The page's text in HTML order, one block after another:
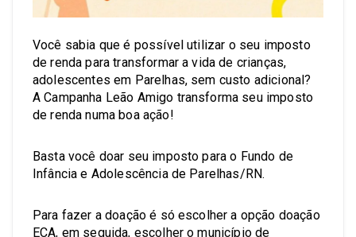
Você sabia que é possível utilizar o seu imposto
de renda para transformar a vida de crianças,
adolescentes em Parelhas, sem custo adicional?
A Campanha Leão Amigo transforma seu imposto
de renda numa boa ação!
Basta você doar seu imposto para o Fundo de
Infância e Adolescência de Parelhas/RN.
Para fazer a doação é só escolher a opção doação
ECA, em seguida, escolher o município de